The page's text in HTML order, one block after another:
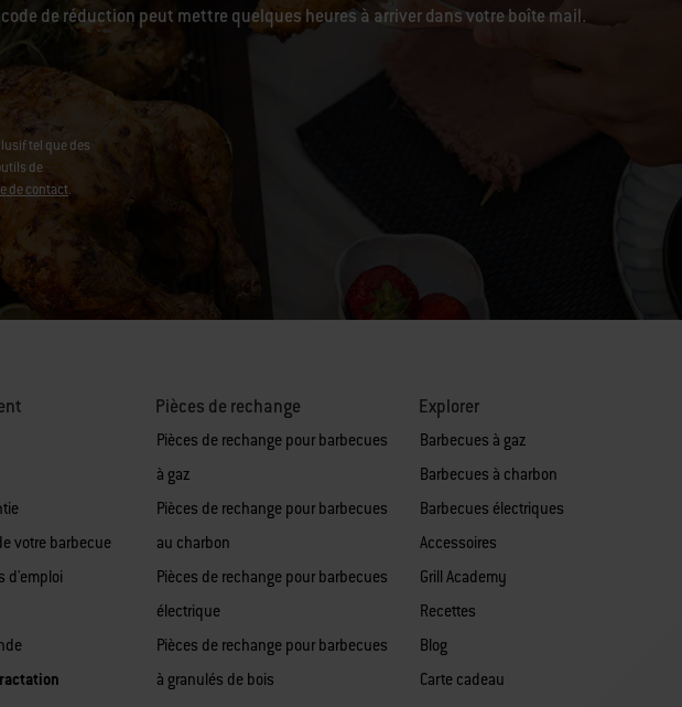
code de réduction peut mettre quelques heures à arriver dans votre boîte mail.
tel que des
de
de contact.
votre barbecue
d'emploi
Pièces de rechange
Pièces de rechange pour barbecues
à gaz
Pièces de rechange pour barbecues
au charbon
Pièces de rechange pour barbecues
électrique
Pièces de rechange pour barbecues
à granulés de bois
Explorer
Barbecues à gaz
Barbecues à charbon
Barbecues électriques
Accessoires
Grill Academy
Recettes
Blog
Carte cadeau